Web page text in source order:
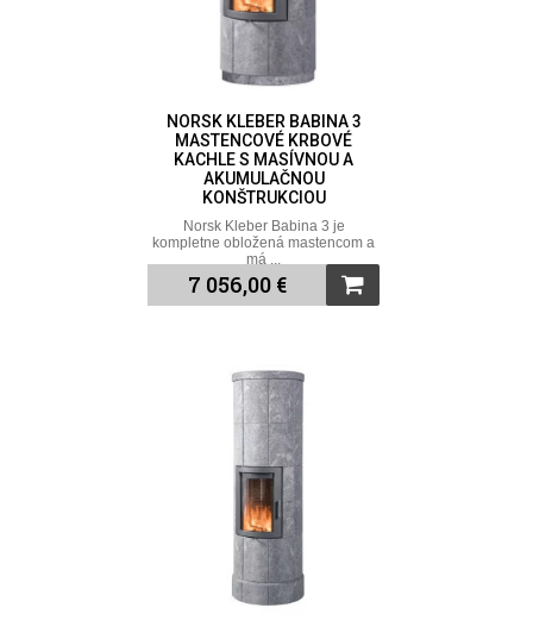
NORSK KLEBER BABINA 3
MASTENCOVÉ KRBOVÉ
KACHLE S MASÍVNOU A
AKUMULAČNOU
KONŠTRUKCIOU
Norsk Kleber Babina 3 je
kompletne obložená mastencom a
má ...
7 056,00 €